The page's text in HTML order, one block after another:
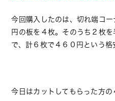
今回購入したのは、切れ端コ
円の板を４枚。そのうち２枚
で、計６枚で４６０円という格
今日はカットしてもらった方の